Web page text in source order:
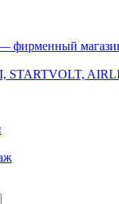
STARTVOLT,